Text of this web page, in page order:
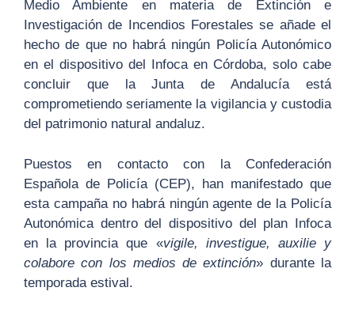
Medio Ambiente en materia de Extinción e
Investigación de Incendios Forestales se añade el
hecho de que no habrá ningún Policía Autonómico
en el dispositivo del Infoca en Córdoba, solo cabe
concluir que la Junta de Andalucía está
comprometiendo seriamente la vigilancia y custodia
del patrimonio natural andaluz.
Puestos en contacto con la Confederación
Española de Policía (CEP), han manifestado que
esta campaña no habrá ningún agente de la Policía
Autonómica dentro del dispositivo del plan Infoca
en la provincia que «vigile, investigue, auxilie y
colabore con los medios de extinción» durante la
temporada estival.